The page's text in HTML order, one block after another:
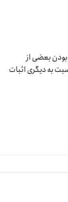
بعضی از
به دیگری اثبات